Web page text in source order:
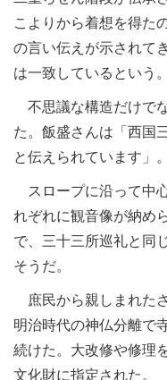
こよりから着想を得
の言い伝えが示されて
は一致しているという。
不思議な構造だけで
た。飯盛さんは「西国
と伝えられています」。
スロープに沿って中
れぞれに観音像が納め
で、三十三所巡礼と同
そうだ。
庶民から親しまれた
明治時代の神仏分離で
続けた。大改修や修理
文化財に指定された。